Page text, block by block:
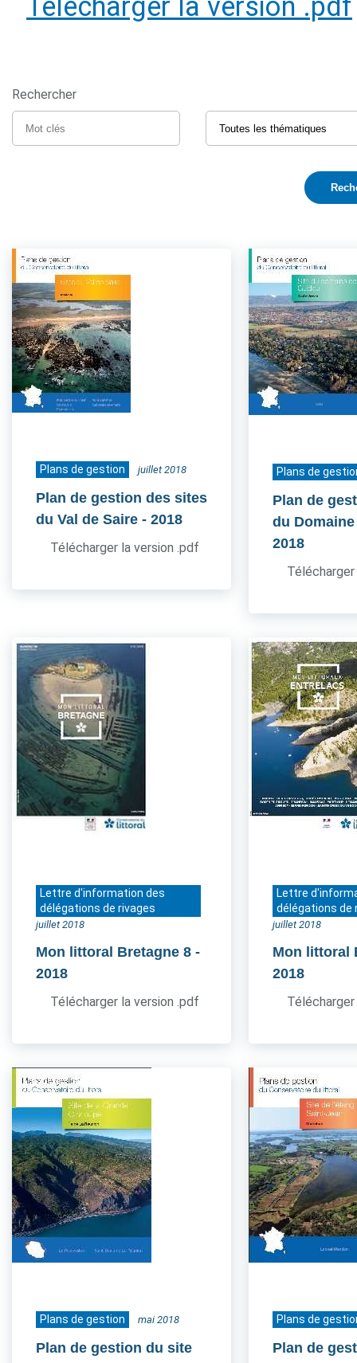
Télécharger la version .pdf
Rechercher
Plans de gestion juillet 2018
Plan de gestion des sites
du Val de Saire - 2018
Télécharger la version .pdf
Plans de
Plan de
du
2018
Lettre d'information des
délégations de rivages
juillet 2018
Mon littoral Bretagne 8 -
2018
Télécharger la version .pdf
Lettre
délégations de
juillet 2018
Mon littoral
2018
Plans de gestion mai 2018
Plan de gestion du site
Plans de
Plan de